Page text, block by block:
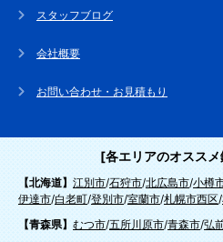
スタッフブログ
会社概要
お問い合わせ・お見積もり
[各エリアのオスス
【北海道】 江別市/石狩市/北広島市/小樽
伊達市/白老町/登別市/室蘭市/札幌市西区/
【青森県】 むつ市/五所川原市/青森市/弘